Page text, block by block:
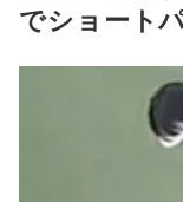
でショート